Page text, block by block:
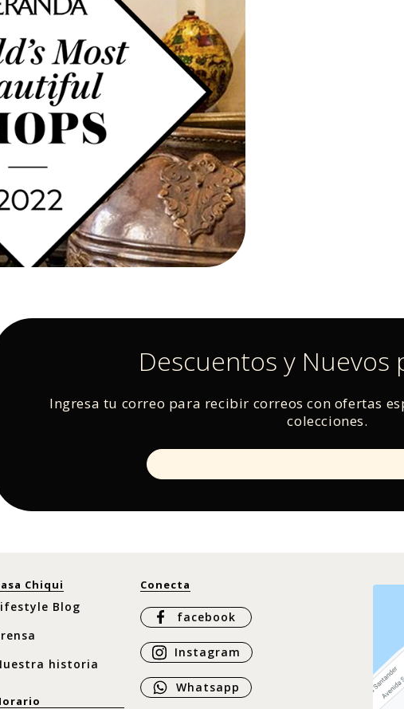
Descuentos y Nuevos
Ingresa tu correo para recibir correos con ofertas
colecciones.
Chiqui
Blog
historia
Conecta
facebook
Instagram
Whatsapp